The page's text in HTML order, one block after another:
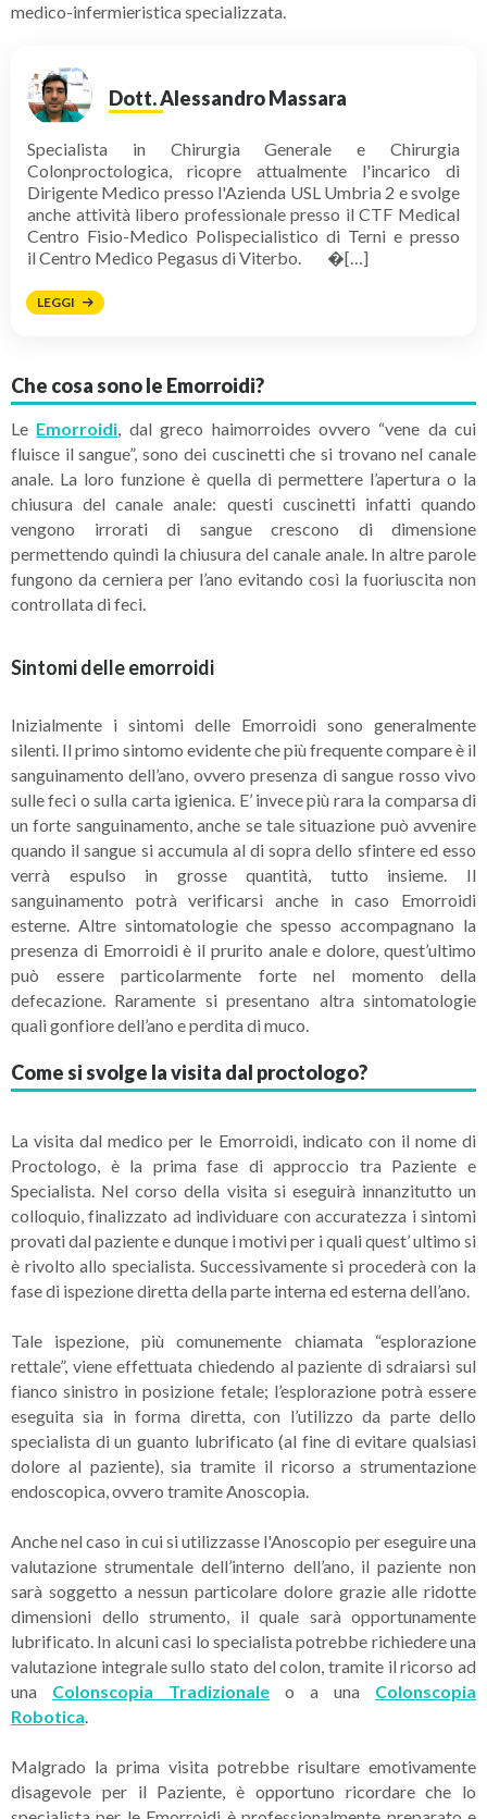
medico-infermieristica specializzata.
Dott. Alessandro Massara
Specialista in Chirurgia Generale e Chirurgia
Colonproctologica, ricopre attualmente l'incarico di
Dirigente Medico presso l'Azienda USL Umbria 2 e svolge
anche attività libero professionale presso il CTF Medical
Centro Fisio-Medico Polispecialistico di Terni e presso
il Centro Medico Pegasus di Viterbo. �[…]
LEGGI
Che cosa sono le Emorroidi?
Le Emorroidi, dal greco haimorroides ovvero “vene da cui
fluisce il sangue”, sono dei cuscinetti che si trovano nel canale
anale. La loro funzione è quella di permettere l’apertura o la
chiusura del canale anale: questi cuscinetti infatti quando
vengono irrorati di sangue crescono di dimensione
permettendo quindi la chiusura del canale anale. In altre parole
fungono da cerniera per l’ano evitando così la fuoriuscita non
controllata di feci.
Sintomi delle emorroidi
Inizialmente i sintomi delle Emorroidi sono generalmente
silenti. Il primo sintomo evidente che più frequente compare è il
sanguinamento dell’ano, ovvero presenza di sangue rosso vivo
sulle feci o sulla carta igienica. E’ invece più rara la comparsa di
un forte sanguinamento, anche se tale situazione può avvenire
quando il sangue si accumula al di sopra dello sfintere ed esso
verrà espulso in grosse quantità, tutto insieme. Il
sanguinamento potrà verificarsi anche in caso Emorroidi
esterne. Altre sintomatologie che spesso accompagnano la
presenza di Emorroidi è il prurito anale e dolore, quest’ultimo
può essere particolarmente forte nel momento della
defecazione. Raramente si presentano altra sintomatologie
quali gonfiore dell’ano e perdita di muco.
Come si svolge la visita dal proctologo?
La visita dal medico per le Emorroidi, indicato con il nome di
Proctologo, è la prima fase di approccio tra Paziente e
Specialista. Nel corso della visita si eseguirà innanzitutto un
colloquio, finalizzato ad individuare con accuratezza i sintomi
provati dal paziente e dunque i motivi per i quali quest’ ultimo si
è rivolto allo specialista. Successivamente si procederà con la
fase di ispezione diretta della parte interna ed esterna dell’ano.
Tale ispezione, più comunemente chiamata “esplorazione
rettale”, viene effettuata chiedendo al paziente di sdraiarsi sul
fianco sinistro in posizione fetale; l’esplorazione potrà essere
eseguita sia in forma diretta, con l’utilizzo da parte dello
specialista di un guanto lubrificato (al fine di evitare qualsiasi
dolore al paziente), sia tramite il ricorso a strumentazione
endoscopica, ovvero tramite Anoscopia.
Anche nel caso in cui si utilizzasse l'Anoscopio per eseguire una
valutazione strumentale dell’interno dell’ano, il paziente non
sarà soggetto a nessun particolare dolore grazie alle ridotte
dimensioni dello strumento, il quale sarà opportunamente
lubrificato. In alcuni casi lo specialista potrebbe richiedere una
valutazione integrale sullo stato del colon, tramite il ricorso ad
una Colonscopia Tradizionale o a una Colonscopia
Robotica.
Malgrado la prima visita potrebbe risultare emotivamente
disagevole per il Paziente, è opportuno ricordare che lo